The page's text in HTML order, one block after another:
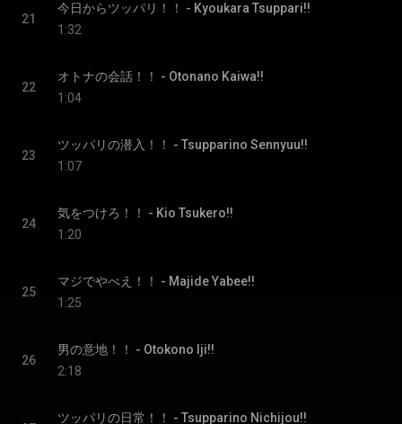
21
今日からツッパリ！！ - Kyoukara Tsuppari!!
1:32
22
オトナの会話！！ - Otonano Kaiwa!!
1:04
23
ツッパリの潜入！！ - Tsupparino Sennyuu!!
1:07
24
気をつけろ！！ - Kio Tsukero!!
1:20
25
マジでやべえ！！ - Majide Yabee!!
1:25
26
男の意地！！ - Otokono Iji!!
2:18
ツッパリの日常！！ - Tsupparino Nichijou!!